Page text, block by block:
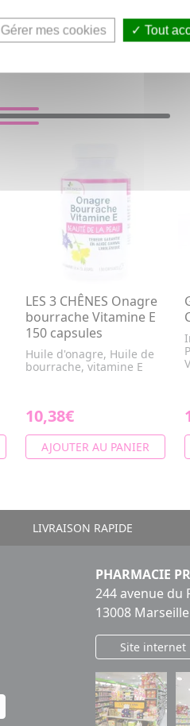
LES 3 CHÊNES Onagre
bourrache Vitamine E
150 capsules
Huile d'onagre, Huile de
bourrache, vitamine E
10,38€
AJOUTER AU PANIER
LIVRAISON RAPIDE
PHARMACIE
244 avenue du
13008 Marseille
Site internet
Gérer mes cookies Tout